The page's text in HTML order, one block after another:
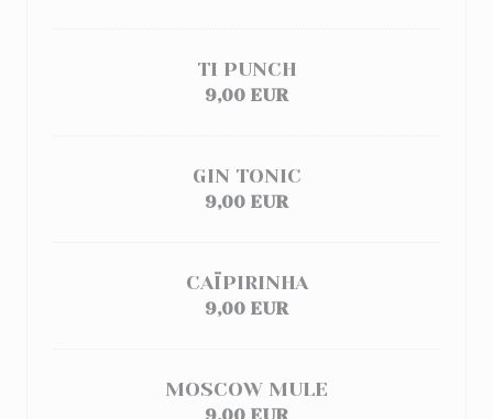
TI PUNCH
9,00 EUR
GIN TONIC
9,00 EUR
CAÏPIRINHA
9,00 EUR
MOSCOW MULE